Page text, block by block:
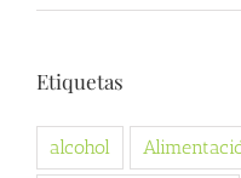
Etiquetas
alcohol